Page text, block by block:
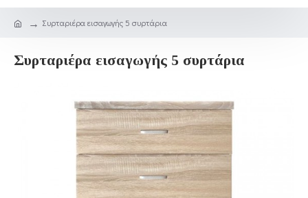
Συρταριέρα εισαγωγής 5 συρτάρια
Συρταριέρα εισαγωγής 5 συρτάρια